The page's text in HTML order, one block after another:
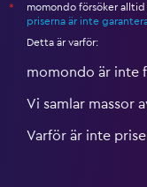
*
momondo försöker
priserna är inte
Detta är varför:
momondo är inte
Vi samlar massor
Varför är inte